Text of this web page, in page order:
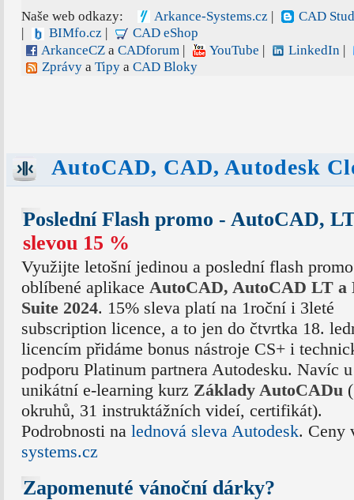
Naše web odkazy: Arkance-Systems.cz |
CAD
BIMfo.cz
CAD eShop
ArkanceCZa CADforum| YouTube | LinkedIn|
Zprávya Tipya CAD Bloky
AutoCAD, CAD, Autodesk
Poslední Flash promo - AutoCAD,
slevou 15 %
Využijte letošní jedinou a poslední flash
oblíbené aplikace AutoCAD, AutoCAD LT a
Suite 2024. 15% sleva platí na 1roční i 3leté
subscription licence, a to jen do čtvrtka 18.
licencím přidáme bonus nástroje CS+ i
podporu Platinum partnera Autodesku. Navíc
unikátní e-learning kurz Základy AutoCADu
okruhů, 31 instruktážních videí, certifikát).
Podrobnosti na lednová sleva Autodesk. Ceny
systems.cz
Zapomenuté vánoční dárky?